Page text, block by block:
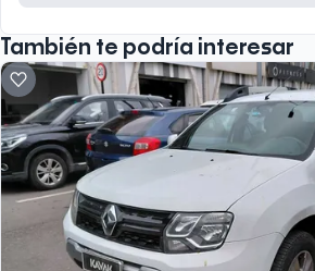
También te podría interesar